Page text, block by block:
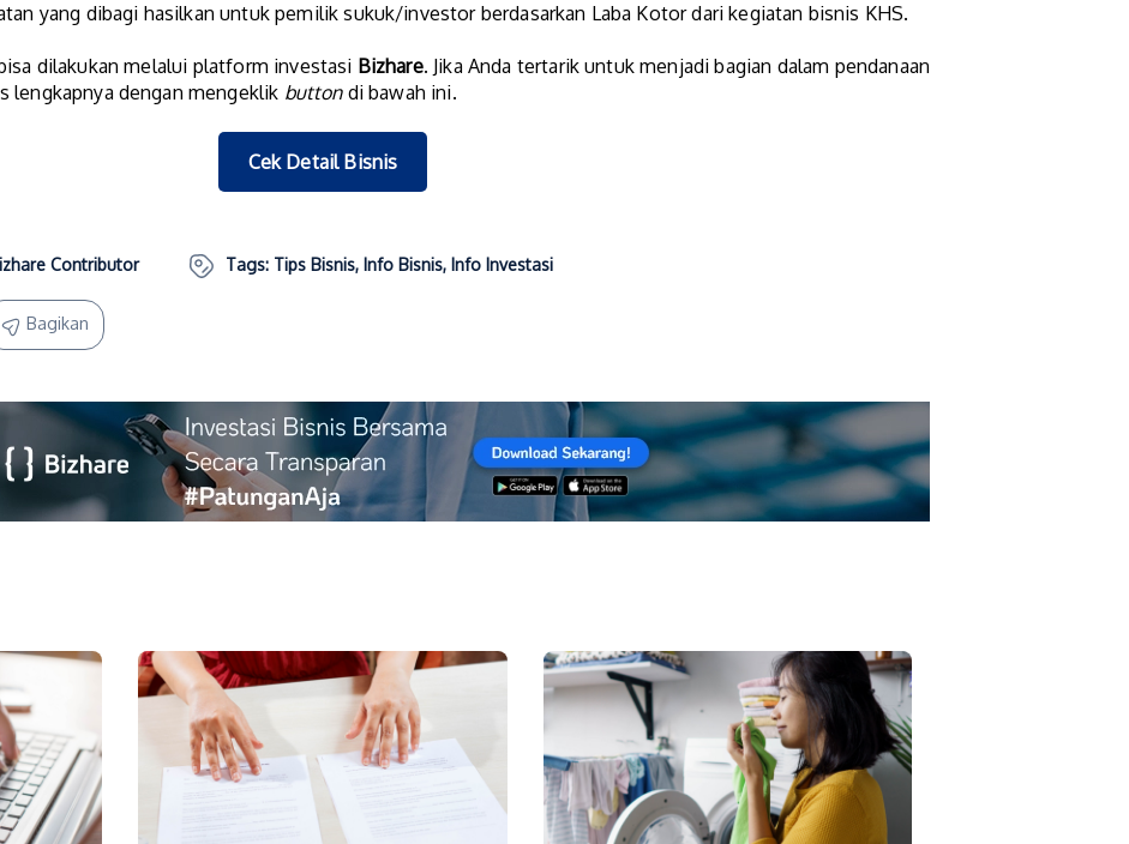
yang dibagi hasilkan untuk pemilik sukuk/investor berdasarkan Laba Kotor dari kegiatan bisnis KHS.
dilakukan melalui platform investasi Bizhare. Jika Anda tertarik untuk menjadi bagian dalam pendanaan
lengkapnya dengan mengeklik buttondi bawah ini.
Cek Detail Bisnis
Contributor Tags: Tips Bisnis, Info Bisnis, Info Investasi
Bagikan